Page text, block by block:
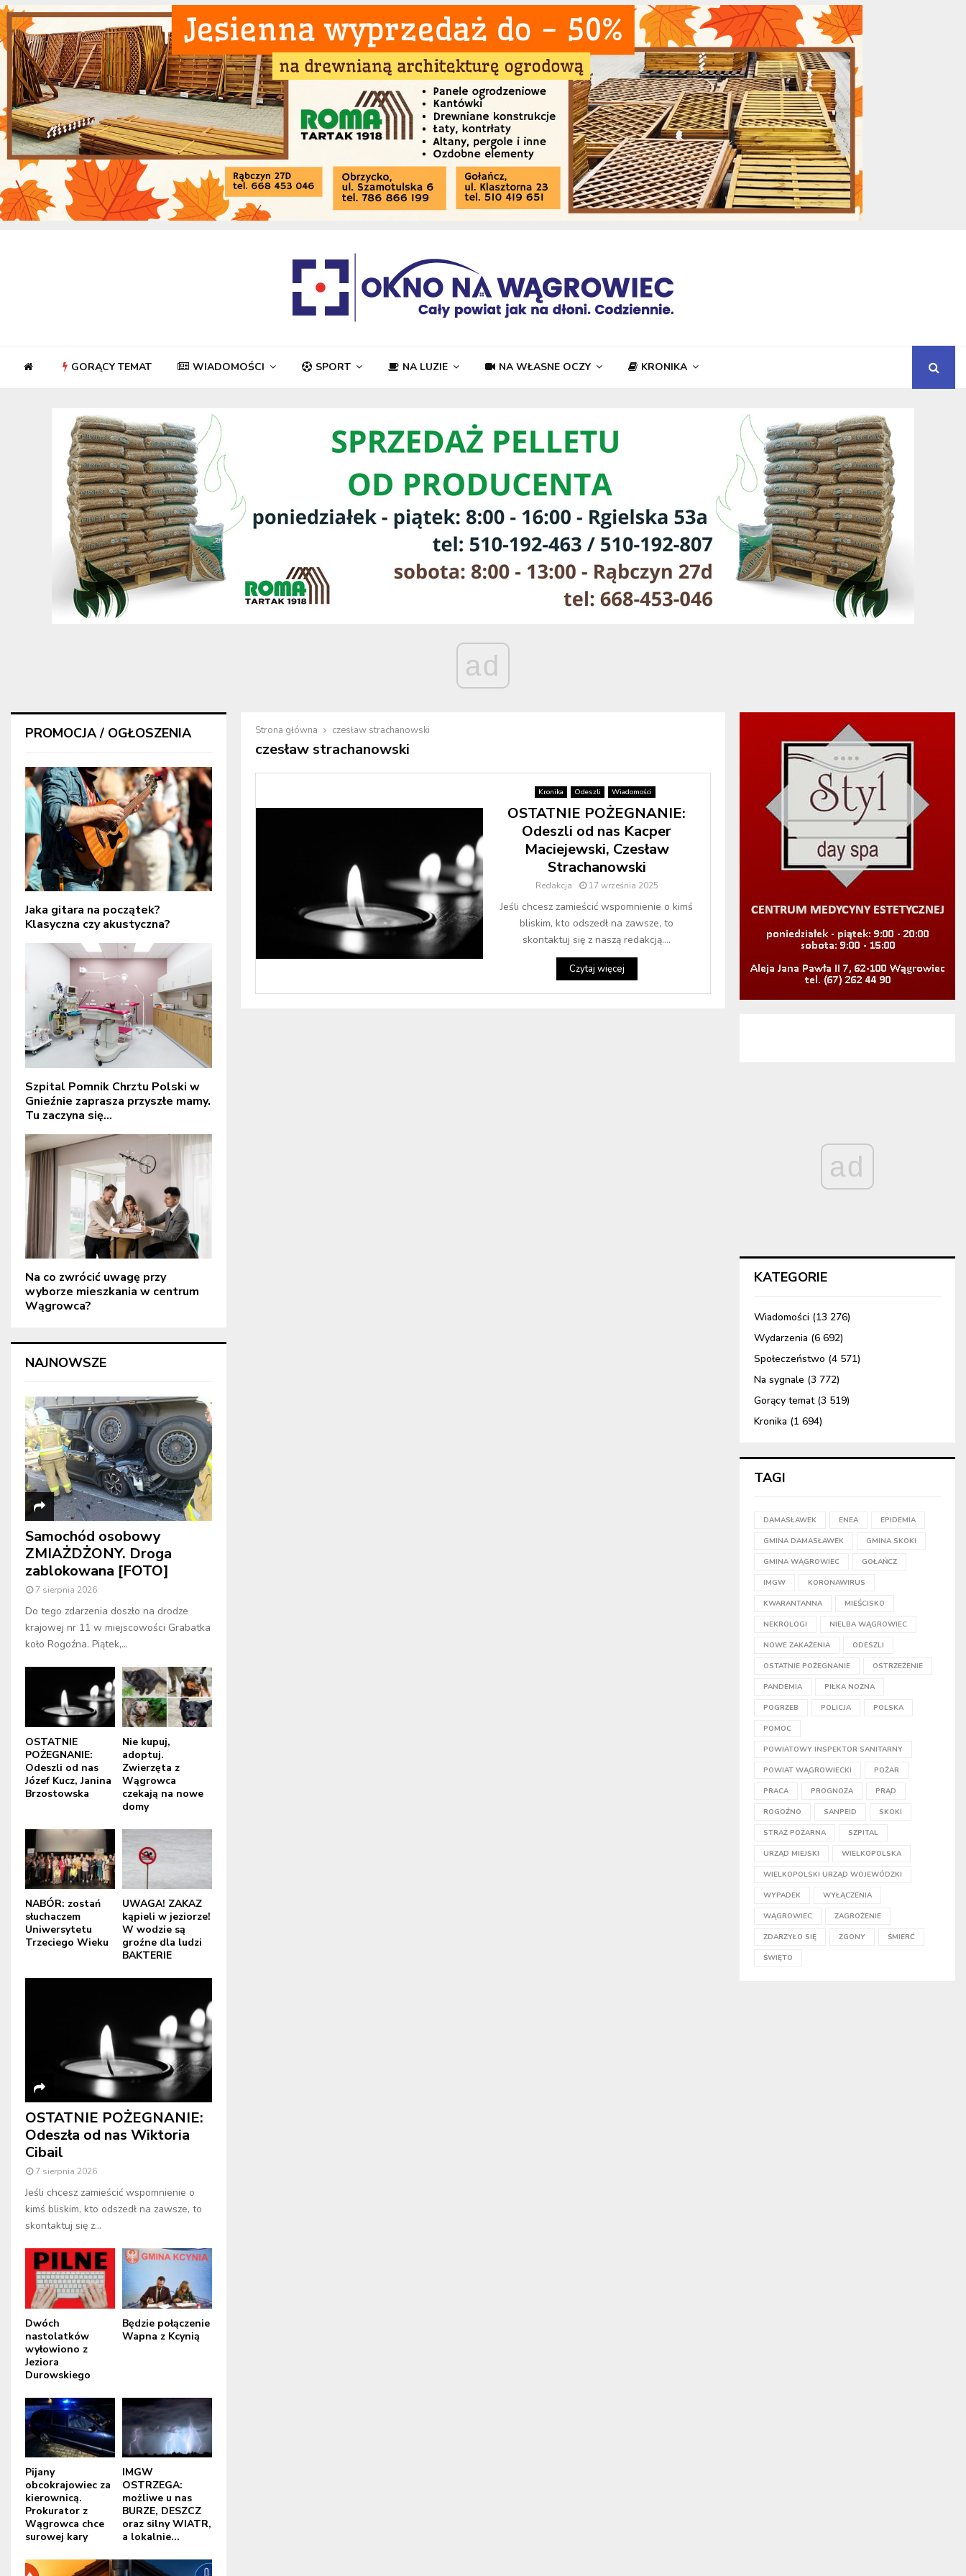
GORĄCY TEMAT WIADOMOŚCI SPORT NA LUZIE NA WŁASNE OCZY KRONIKA
ad
Strona główna czesław strachanowski
czesław strachanowski
Kronika Odeszli Wiadomości
OSTATNIE POŻEGNANIE:
Odeszli od nas Kacper
Maciejewski, Czesław
Strachanowski
Redakcja 17 września 2025
Jeśli chcesz zamieścić wspomnienie o kimś
bliskim, kto odszedł na zawsze, to
skontaktuj się z naszą redakcją....
Czytaj więcej
PROMOCJA / OGŁOSZENIA
Jaka gitara na początek?
Klasyczna czy akustyczna?
Szpital Pomnik Chrztu Polski w
Gnieźnie zaprasza przyszłe mamy.
Tu zaczyna się...
Na co zwrócić uwagę przy
wyborze mieszkania w centrum
Wągrowca?
NAJNOWSZE
Samochód osobowy
ZMIAŻDŻONY. Droga
zablokowana [FOTO]
7 sierpnia 2026
Do tego zdarzenia doszło na drodze
krajowej nr 11 w miejscowości Grabatka
koło Rogoźna. Piątek,...
OSTATNIE
POŻEGNANIE:
Odeszli od nas
Józef Kucz, Janina
Brzostowska
Nie kupuj,
adoptuj.
Zwierzęta z
Wągrowca
czekają na nowe
domy
NABÓR: zostań
słuchaczem
Uniwersytetu
Trzeciego Wieku
UWAGA! ZAKAZ
kąpieli w jeziorze!
W wodzie są
groźne dla ludzi
BAKTERIE
OSTATNIE POŻEGNANIE:
Odeszła od nas Wiktoria
Cibail
7 sierpnia 2026
Jeśli chcesz zamieścić wspomnienie o
kimś bliskim, kto odszedł na zawsze, to
skontaktuj się z...
Dwóch
nastolatków
wyłowiono z
Jeziora
Durowskiego
Będzie połączenie
Wapna z Kcynią
Pijany
obcokrajowiec za
kierownicą.
Prokurator z
Wągrowca chce
surowej kary
IMGW
OSTRZEGA:
możliwe u nas
BURZE, DESZCZ
oraz silny WIATR,
a lokalnie...
ad
KATEGORIE
Wiadomości (13 276)
Wydarzenia (6 692)
Społeczeństwo (4 571)
Na sygnale (3 772)
Gorący temat(3 519)
Kronika (1 694)
TAGI
DAMASŁAWEK ENEA EPIDEMIA
GMINA DAMASŁAWEK GMINA SKOKI
GMINA WĄGROWIEC GOŁAŃCZ
IMGW KORONAWIRUS
KWARANTANNA MIEŚCISKO
NEKROLOGI NIELBA WĄGROWIEC
NOWE ZAKAŻENIA ODESZLI
OSTATNIE POŻEGNANIE OSTRZEŻENIE
PANDEMIA PIŁKA NOŻNA
POGRZEB POLICJA POLSKA
POMOC
POWIATOWY INSPEKTOR SANITARNY
POWIAT WĄGROWIECKI POŻAR
PRACA PROGNOZA PRĄD
ROGOŹNO SANPEID SKOKI
STRAŻ POŻARNA SZPITAL
URZĄD MIEJSKI WIELKOPOLSKA
WIELKOPOLSKI URZĄD WOJEWÓDZKI
WYPADEK WYŁĄCZENIA
WĄGROWIEC ZAGROŻENIE
ZDARZYŁO SIĘ ZGONY ŚMIERĆ
ŚWIĘTO